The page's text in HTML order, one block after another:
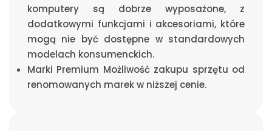
komputery są dobrze wyposażone, z
dodatkowymi funkcjami i akcesoriami, które
mogą nie być dostępne w standardowych
modelach konsumenckich.
Marki Premium Możliwość zakupu sprzętu od
renomowanych marek w niższej cenie.